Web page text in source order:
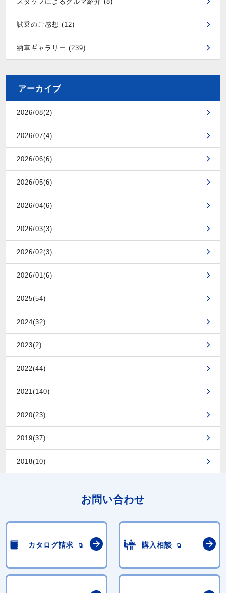
試乗のご感想 (12)
納車ギャラリー (239)
アーカイブ
2026/08(2)
2026/07(4)
2026/06(6)
2026/05(6)
2026/04(6)
2026/03(3)
2026/02(3)
2026/01(6)
2025(54)
2024(32)
2023(2)
2022(44)
2021(140)
2020(23)
2019(37)
2018(10)
お問い合わせ
カタログ請求 購入相談